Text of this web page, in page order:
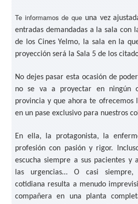
Te informamos de que una vez
entradas demandadas a la sala con
de los Cines Yelmo, la sala en la
proyección será la Sala 5 de los
No dejes pasar esta ocasión de
no se va a proyectar en ningún
provincia y que ahora te ofrecemos
en un pase exclusivo para nuestros
En ella, la protagonista, la
profesión con pasión y rigor.
escucha siempre a sus pacientes y
las urgencias… O casi
cotidiana resulta a menudo
compañera en una planta